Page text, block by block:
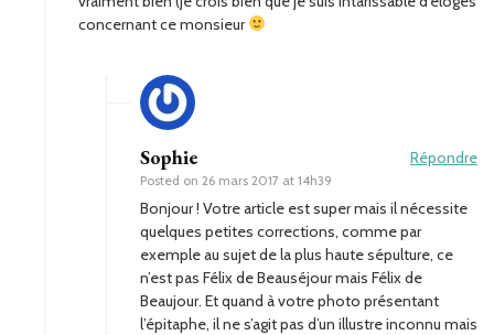
concernant ce monsieur
Sophie
Posted on 26 mars 2017 at 14h39
Répondre
Bonjour ! Votre article est super mais il nécessite
quelques petites corrections, comme par
exemple au sujet de la plus haute sépulture, ce
n’est pas Félix de Beauséjour mais Félix de
Beaujour. Et quand à votre photo présentant
l’épitaphe, il ne s’agit pas d’un illustre inconnu mais